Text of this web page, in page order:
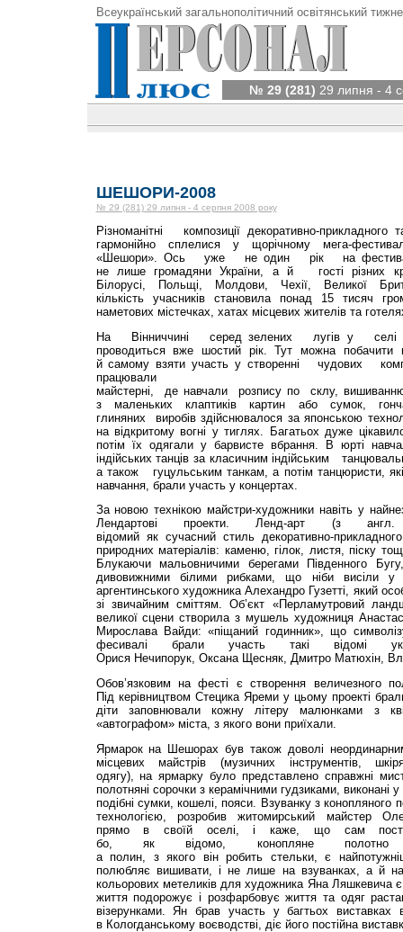
Всеукраїнський загальнополітичний освітянський
№ 29 (281) 29 липня - 4
ШЕШОРИ-2008
№ 29 (281) 29 липня - 4 серпня 2008 року
Різноманітні композиції декоративно-
гармонійно сплелися у щорічному мега-
«Шешори». Ось уже не один рік на
не лише громадяни України, а й гості різних
Білорусі, Польщі, Молдови, Чехії, Великої
кількість учасників становила понад 15 тисяч
наметових містечках, хатах місцевих жителів та
На Вінниччині серед зелених лугів у селі
проводиться вже шостий рік. Тут можна
й самому взяти участь у створенні чудових
працювали
майстерні, де навчали розпису по склу, вишиванню,
з маленьких клаптиків картин або сумок,
глиняних виробів здійснювалося за японською
на відкритому вогні у тиглях. Багатьох дуже
потім їх одягали у барвисте вбрання. В юрті
індійських танців за класичним індійським
а також гуцульським танкам, а потім танцюристи,
навчання, брали участь у концертах.
За новою технікою майстри-художники навіть у
Лендартові проекти. Ленд-арт (з
відомий як сучасний стиль декоративно-
природних матеріалів: каменю, гілок, листя, піску
Блукаючи мальовничими берегами Південного
дивовижними білими рибками, що ніби висіли у
аргентинського художника Алехандро Гузетті, який
зі звичайним сміттям. Об’єкт «Перламутровий
великої сцени створила з мушель художниця
Мирослава Вайди: «піщаний годинник», що
фесивалі брали участь такі відомі
Орися Нечипорук, Оксана Щесняк, Дмитро Матюхін,
Обов’язковим на фесті є створення величезного
Під керівництвом Стецика Яреми у цьому проекті
діти заповнювали кожну літеру малюнками з
«автографом» міста, з якого вони приїхали.
Ярмарок на Шешорах був також доволі
місцевих майстрів (музичних інструментів,
одягу), на ярмарку було представлено справжні
полотняні сорочки з керамічними гудзиками,
подібні сумки, кошелі, пояси. Взуванку з конопляного
технологією, розробив житомирський майстер
прямо в своїй оселі, і каже, що сам
бо, як відомо, конопляне
а полин, з якого він робить стельки, є
полюбляє вишивати, і не лише на взуванках, а й
кольорових метеликів для художника Яна Ляшкевича
життя подорожує і розфарбовує життя та одяг
візерунками. Ян брав участь у багтьох виставках
в Кологданському воєводстві, діє його постійна